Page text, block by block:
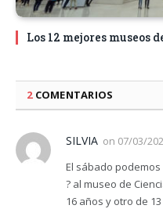
Los 12 mejores museos
2COMENTARIOS
SILVIA on 07/03/
El sábado podemos
? al museo de
16 años y otro de 13